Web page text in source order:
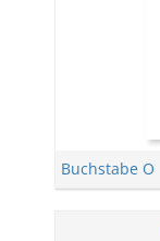
Buchstabe O